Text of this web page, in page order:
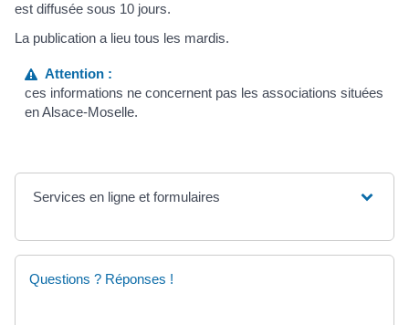
est diffusée sous 10 jours.
La publication a lieu tous les mardis.
Attention :
ces informations ne concernent pas les associations situées
en Alsace-Moselle.
Services en ligne et formulaires
Questions ? Réponses !